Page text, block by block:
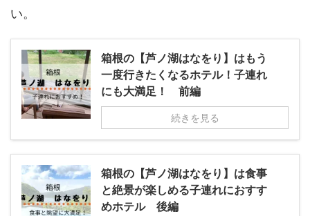
い。
箱根の【芦ノ湖はなをり】はもう
一度行きたくなるホテル！子連れ
にも大満足！ 前編
続きを見る
箱根の【芦ノ湖はなをり】は食事
と絶景が楽しめる子連れにおすす
めホテル 後編